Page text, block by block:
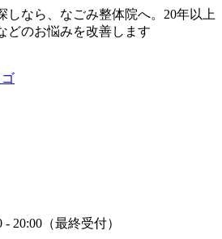
しなら、なごみ整体院へ。20年以上
どのお悩みを改善します
- 20:00（最終受付）